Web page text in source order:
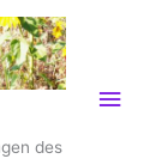
des